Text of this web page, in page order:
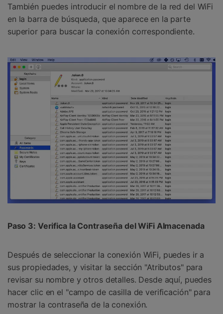
También puedes introducir el nombre de la red del WiFi
en la barra de búsqueda, que aparece en la parte
superior para buscar la conexión correspondiente.󠀲󠀩󠀥󠀦󠀨󠀣󠀩󠀠󠀳
󠀰Paso 3: Verifica la Contraseña del WiFi Almacenada󠀲󠀩󠀥󠀦󠀨󠀣󠀩󠀢󠀳
Después de seleccionar la conexión WiFi, puedes ir a
sus propiedades, y visitar la sección "Atributos" para
revisar su nombre y otros detalles.󠀲󠀩󠀥󠀦󠀨󠀣󠀩󠀣󠀳󠀰 Desde aquí, puedes
hacer clic en el "campo de casilla de verificación" para
mostrar la contraseña de la conexión.